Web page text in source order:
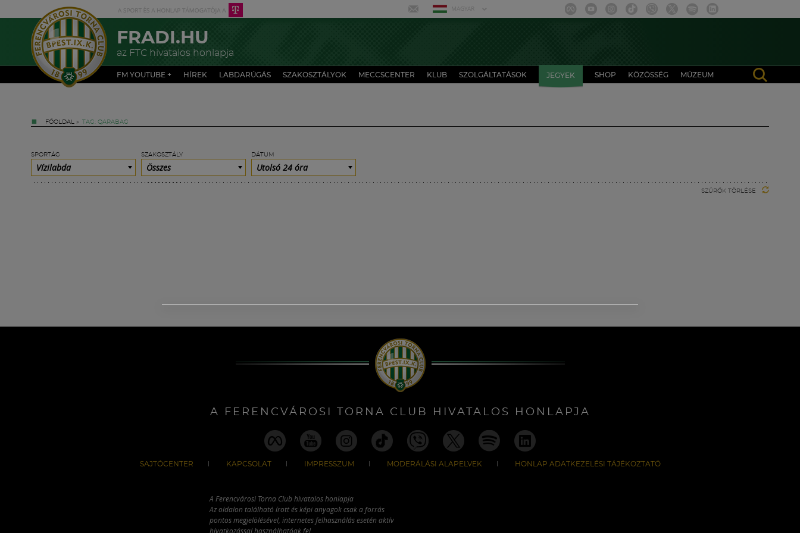
MAGYAR
FRADI.HU
az FTC hivatalos honlapja
FM YOUTUBE + HÍREK LABDARÚGÁS SZAKOSZTÁLYOK MECCSCENTER KLUB SZOLGÁLTATÁSOK JEGYEK SHOP KÖZÖSSÉG MÚZEUM
FŐOLDAL » TAG: QARABAG
SPORTÁG
Vízilabda
SZAKOSZTÁLY
Összes
DÁTUM
Utolsó 24 óra
SZŰRŐK TÖRLÉSE
A FERENCVÁROSI TORNA CLUB HIVATALOS HONLAPJA
SAJTÓCENTER KAPCSOLAT IMPRESSZUM MODERÁLÁSI ALAPELVEK HONLAP ADATKEZELÉSI TÁJÉKOZTATÓ
A Ferencvárosi Torna Club hivatalos honlapja
Az oldalon található írott és képi anyagok csak a forrás
pontos megjelölésével, internetes felhasználás esetén aktív
hivatkozással használhatóak fel.